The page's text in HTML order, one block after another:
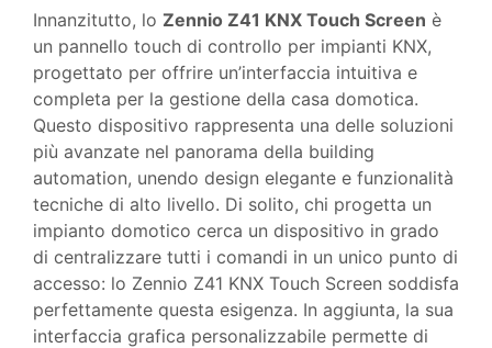
Innanzitutto, lo Zennio Z41 KNX Touch Screen è
un pannello touch di controllo per impianti KNX,
progettato per offrire un’interfaccia intuitiva e
completa per la gestione della casa domotica.
Questo dispositivo rappresenta una delle soluzioni
più avanzate nel panorama della building
automation, unendo design elegante e funzionalità
tecniche di alto livello. Di solito, chi progetta un
impianto domotico cerca un dispositivo in grado
di centralizzare tutti i comandi in un unico punto di
accesso: lo Zennio Z41 KNX Touch Screen soddisfa
perfettamente questa esigenza. In aggiunta, la sua
interfaccia grafica personalizzabile permette di